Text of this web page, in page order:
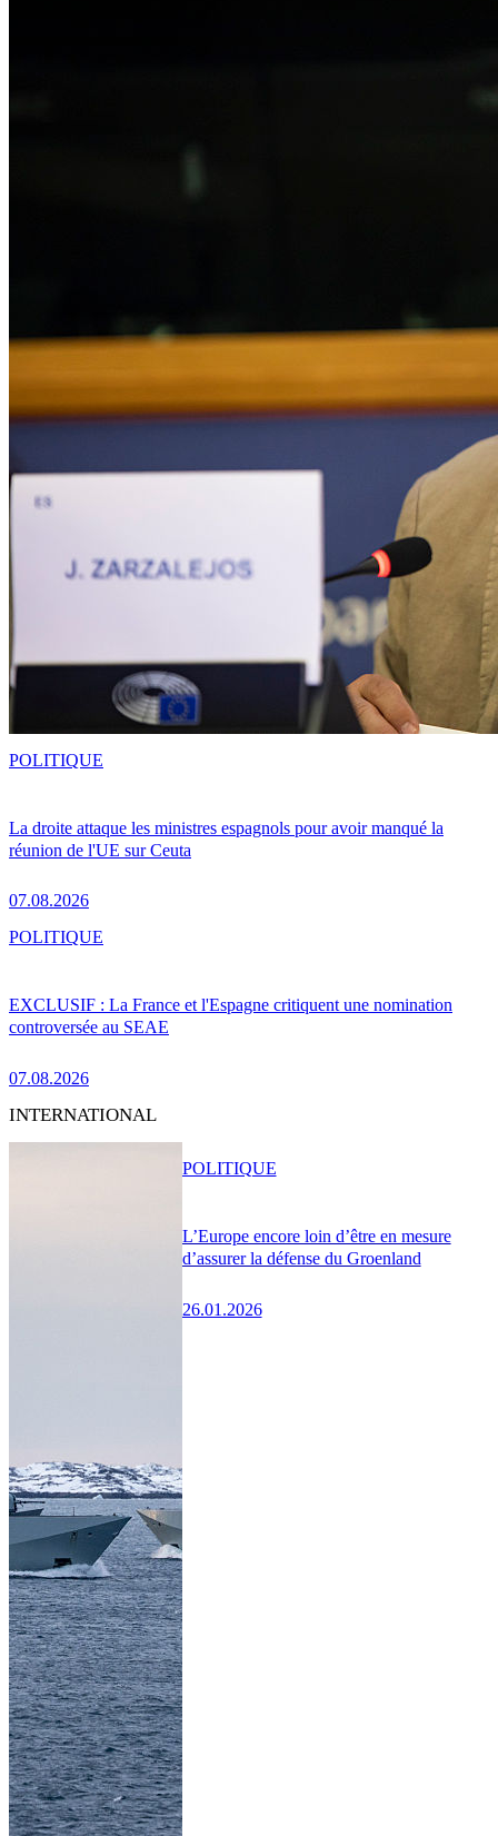
La droite attaque les ministres espagnols pour avoir manqué la
réunion de l'UE sur Ceuta
07.08.2026
POLITIQUE
EXCLUSIF : La France et l'Espagne critiquent une nomination
controversée au SEAE
07.08.2026
POLITIQUE
INTERNATIONAL
L’Europe encore loin d’être en mesure
d’assurer la défense du Groenland
26.01.2026
POLITIQUE